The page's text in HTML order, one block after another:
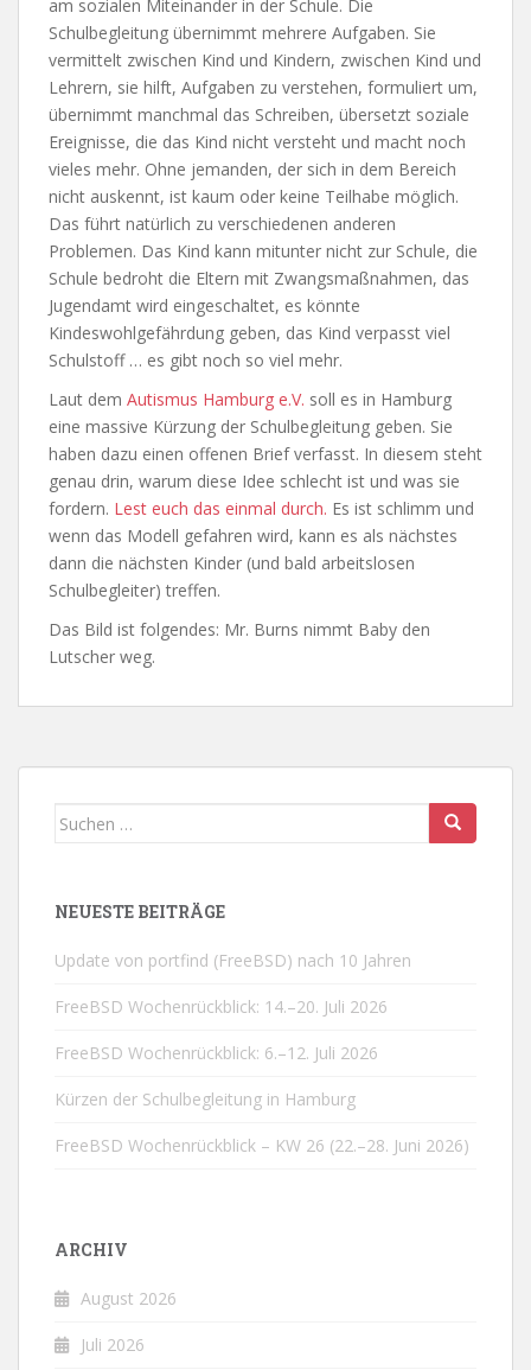
am sozialen Miteinander in der Schule. Die
Schulbegleitung übernimmt mehrere Aufgaben. Sie
vermittelt zwischen Kind und Kindern, zwischen Kind und
Lehrern, sie hilft, Aufgaben zu verstehen, formuliert um,
übernimmt manchmal das Schreiben, übersetzt soziale
Ereignisse, die das Kind nicht versteht und macht noch
vieles mehr. Ohne jemanden, der sich in dem Bereich
nicht auskennt, ist kaum oder keine Teilhabe möglich.
Das führt natürlich zu verschiedenen anderen
Problemen. Das Kind kann mitunter nicht zur Schule, die
Schule bedroht die Eltern mit Zwangsmaßnahmen, das
Jugendamt wird eingeschaltet, es könnte
Kindeswohlgefährdung geben, das Kind verpasst viel
Schulstoff … es gibt noch so viel mehr.
Laut dem Autismus Hamburg e.V. soll es in Hamburg
eine massive Kürzung der Schulbegleitung geben. Sie
haben dazu einen offenen Brief verfasst. In diesem steht
genau drin, warum diese Idee schlecht ist und was sie
fordern. Lest euch das einmal durch. Es ist schlimm und
wenn das Modell gefahren wird, kann es als nächstes
dann die nächsten Kinder (und bald arbeitslosen
Schulbegleiter) treffen.
Das Bild ist folgendes: Mr. Burns nimmt Baby den
Lutscher weg.
Suchen
NEUESTE BEITRÄGE
Update von portfind (FreeBSD) nach 10 Jahren
FreeBSD Wochenrückblick: 14.–20. Juli 2026
FreeBSD Wochenrückblick: 6.–12. Juli 2026
Kürzen der Schulbegleitung in Hamburg
FreeBSD Wochenrückblick – KW 26 (22.–28. Juni 2026)
ARCHIV
August 2026
Juli 2026